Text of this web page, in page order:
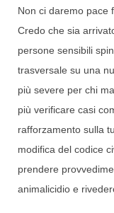
Non ci daremo pace
Credo che sia
persone sensibili
trasversale su una
più severe per chi
più verificare casi
rafforzamento sulla
modifica del codice
prendere
animalicidio e